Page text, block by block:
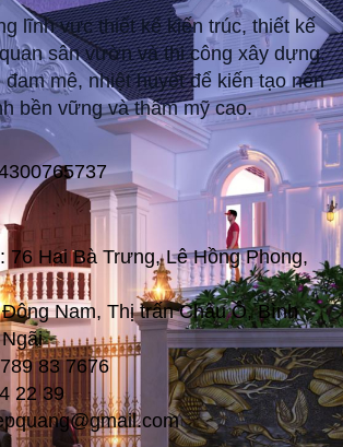
lĩnh vực thiết kế kiến trúc, thiết kế
sân vườn và thi công xây dựng.
mê, nhiệt huyết để kiến tạo nên
bền vững và thẩm mỹ cao.
76 Hai Bà Trưng, Lê Hồng Phong,
Nam, Thị trấn Châu Ổ, Bình
83 7676
22 39